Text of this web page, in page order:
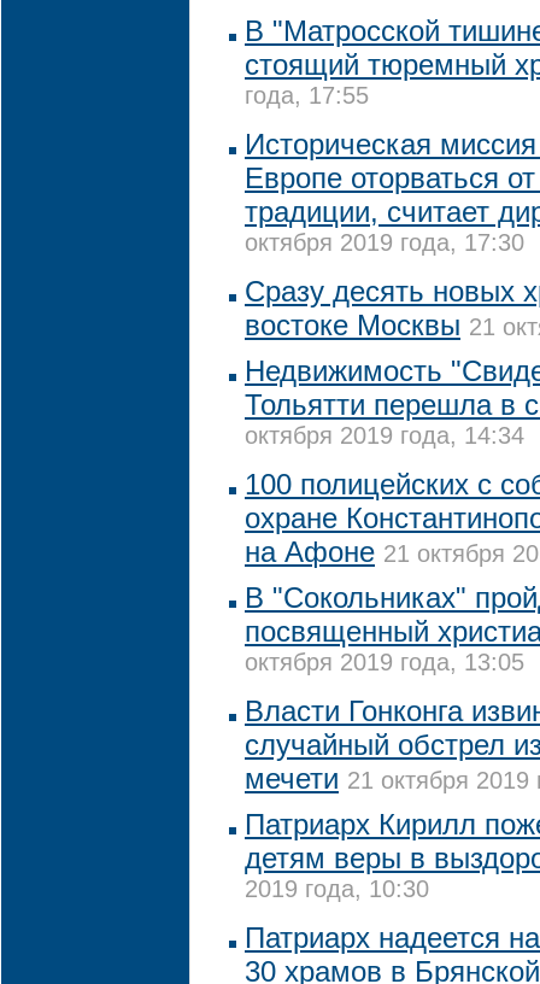
В "Матросской
стоящий тюремный
года, 17:55
Историческая
Европе оторваться
традиции, считает
октября 2019 года, 17:30
Сразу десять новых
востоке Москвы 21
Недвижимость
Тольятти перешла в
октября 2019 года, 14:34
100 полицейских с
охране
на Афоне 21 октября
В "Сокольниках"
посвященный
октября 2019 года, 13:05
Власти Гонконга
случайный обстрел
мечети 21 октября 2019
Патриарх Кирилл
детям веры в
2019 года, 10:30
Патриарх надеется
30 храмов в